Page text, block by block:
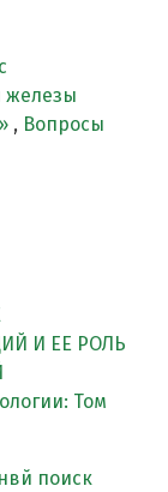
железы
, Вопросы
И ЕЕ РОЛЬ
Том
поиск